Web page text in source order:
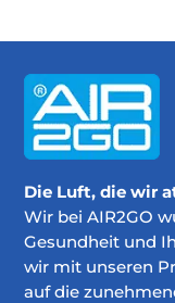
Die Luft, die wir
Wir bei AIR2GO
Gesundheit und
wir mit unseren
auf die